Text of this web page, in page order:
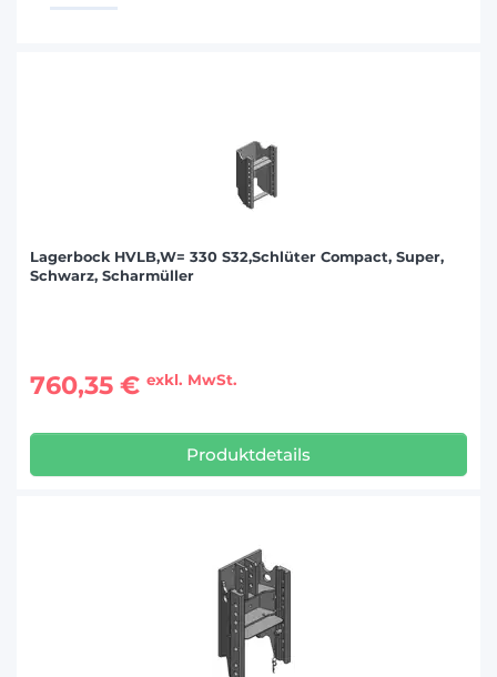
Lagerbock HVLB,W= 330 S32,Schlüter Compact, Super,
Schwarz, Scharmüller
760,35 € exkl. MwSt.
Produktdetails